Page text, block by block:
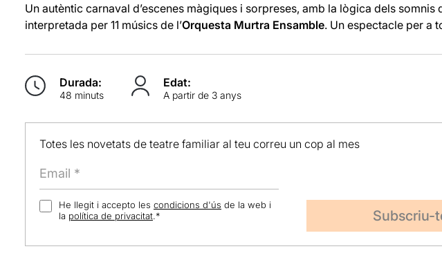
Un autèntic carnaval d’escenes màgiques i sorpreses, amb la lògica dels somnis
interpretada per 11 músics de l’Orquesta Murtra Ensamble. Un espectacle per a
Durada:
48 minuts
Edat:
A partir de 3 anys
Totes les novetats de teatre familiar al teu correu un cop al mes
He llegit i accepto les condicions d'ús de la web i
la política de privacitat.*